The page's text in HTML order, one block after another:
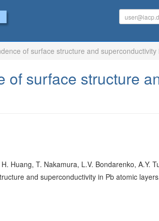
of surface structure and
of surface structure
Huang, T. Nakamura, L.V. Bondarenko, A.Y.
and superconductivity in Pb atomic